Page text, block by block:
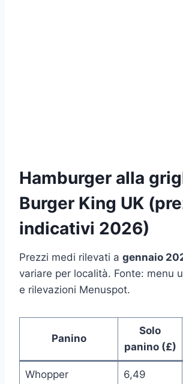
Hamburger alla
Burger King UK
indicativi 2026)
Prezzi medi rilevati a gennaio
variare per località. Fonte: menu
e rilevazioni Menuspot.
Panino
Solo
panino (£)
Whopper 6,49